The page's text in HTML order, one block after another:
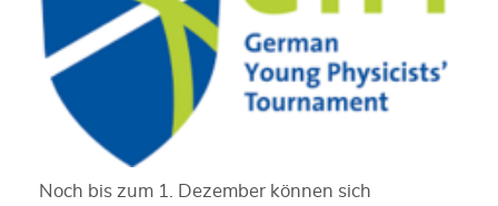
Noch bis zum 1. Dezember können sich